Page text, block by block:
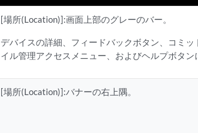
[場所(Location)]:画面上部のグレーのバー。
デバイスの詳細、フィードバックボタン、コミ
イル管理アクセスメニュー、およびヘルプボタン
[場所(Location)]:バナーの右上隅。